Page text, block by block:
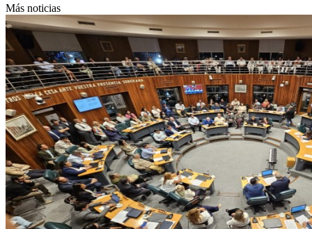
Más noticias